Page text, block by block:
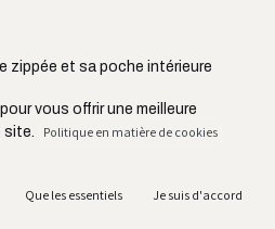
zippée et sa poche intérieure
porter
ultra pratique
en circuit court acheminé en
vous offrir une meilleure
site.
Politique en matière de cookies
Que les essentiels Je suis d'accord